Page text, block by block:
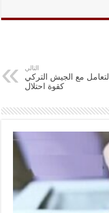
التالي
مع الجيش التركي
كقوة احتلال